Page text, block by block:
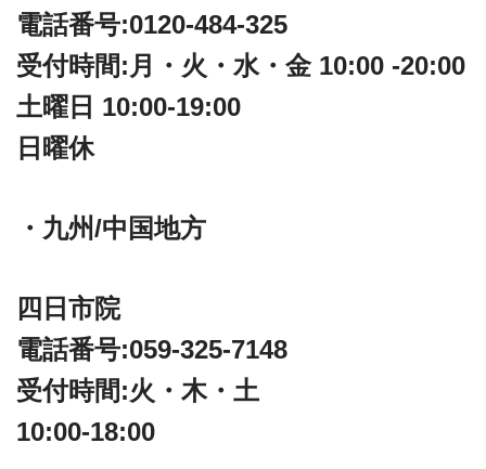
電話番号:0120-484-325
受付時間:月・火・水・金 10:00 -20:00
土曜日 10:00-19:00
日曜休
・九州/中国地方
四日市院
電話番号:059-325-7148
受付時間:火・木・土
10:00-18:00